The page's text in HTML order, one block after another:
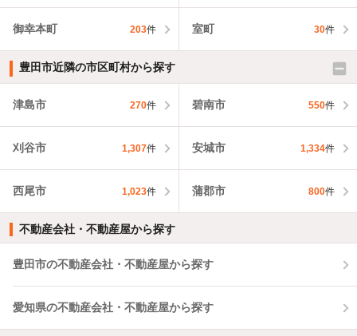
御幸本町 203件 室町 30件
豊田市近隣の市区町村から探す
津島市 270件 碧南市 550件
刈谷市 1,307件 安城市 1,334件
西尾市 1,023件 蒲郡市 800件
不動産会社・不動産屋から探す
豊田市の不動産会社・不動産屋から探す
愛知県の不動産会社・不動産屋から探す